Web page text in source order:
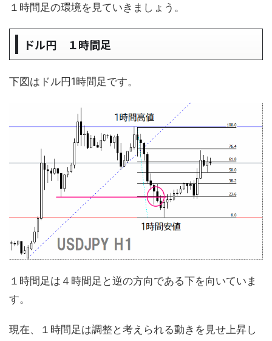
１時間足の環境を見ていきましょう。
ドル円 １時間足
下図はドル円1時間足です。
１時間足は４時間足と逆の方向である下を向いていま
す。
現在、１時間足は調整と考えられる動きを見せ上昇し